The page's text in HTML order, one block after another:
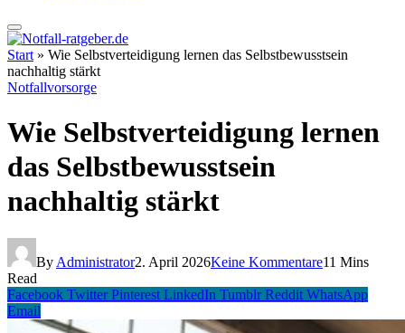
Start » Wie Selbstverteidigung lernen das Selbstbewusstsein
nachhaltig stärkt
Notfallvorsorge
Wie Selbstverteidigung lernen
das Selbstbewusstsein
nachhaltig stärkt
By Administrator2. April 2026Keine Kommentare11 Mins
Read
Facebook Twitter Pinterest LinkedIn Tumblr Reddit WhatsApp
Email